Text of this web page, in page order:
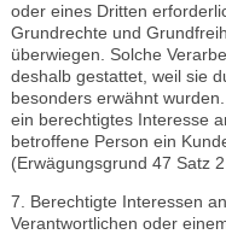
oder eines Dritten
Grundrechte und
überwiegen. Solche
deshalb gestattet, weil sie
besonders erwähnt
ein berechtigtes Interesse
betroffene Person ein
(Erwägungsgrund 47 Satz 2
7. Berechtigte Interessen
Verantwortlichen oder